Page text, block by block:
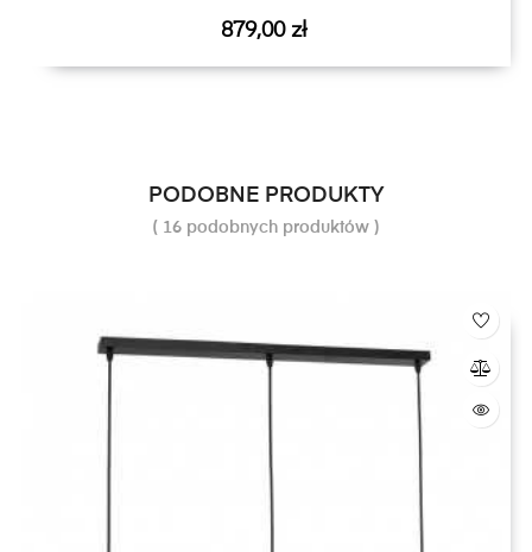
Cena
879,00 zł
PODOBNE PRODUKTY
( 16 podobnych produktów )